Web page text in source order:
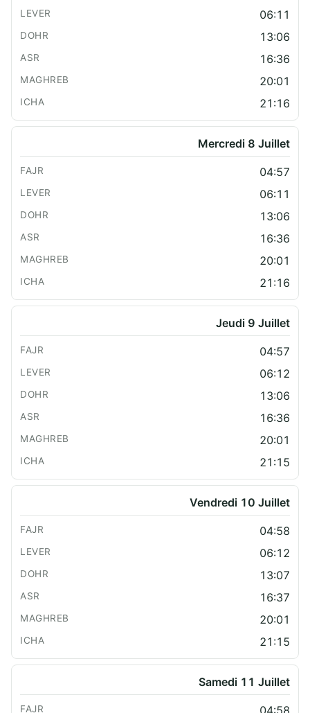
06:11
13:06
16:36
20:01
21:16
Mercredi 8 Juillet
04:57
06:11
13:06
16:36
20:01
21:16
Jeudi 9 Juillet
04:57
06:12
13:06
16:36
20:01
21:15
Vendredi 10 Juillet
04:58
06:12
13:07
16:37
20:01
21:15
Samedi 11 Juillet
04:58